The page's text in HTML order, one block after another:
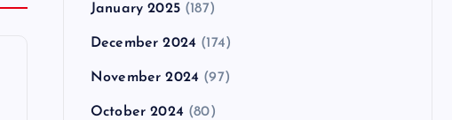
January 2025(187)
December 2024 (174)
November 2024 (97)
October 2024 (80)